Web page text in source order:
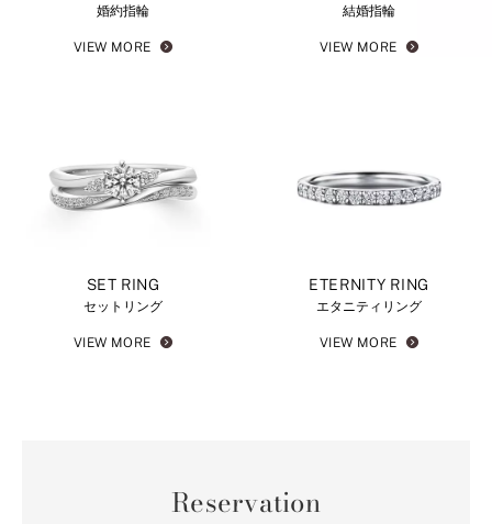
婚約指輪
VIEW MORE
結婚指輪
VIEW MORE
SET RING
セットリング
VIEW MORE
ETERNITY RING
エタニティリング
VIEW MORE
Reservation